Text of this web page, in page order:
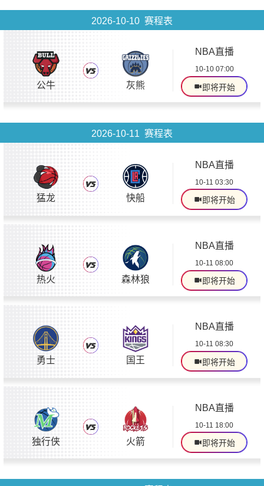
2026-10-10 赛程表
公牛 灰熊
NBA直播
10-10 07:00
即将开始
2026-10-11 赛程表
猛龙 快船
NBA直播
10-11 03:30
即将开始
热火 森林狼
NBA直播
10-11 08:00
即将开始
勇士 国王
NBA直播
10-11 08:30
即将开始
独行侠 火箭
NBA直播
10-11 18:00
即将开始